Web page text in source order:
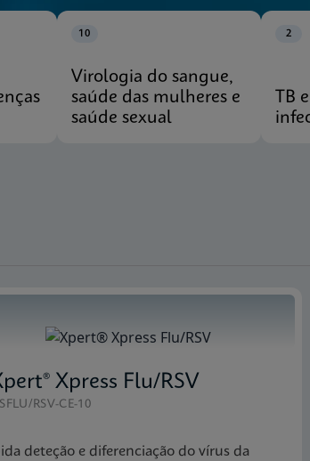
10
Virologia do sangue,
saúde das mulheres e
saúde sexual
2
TB
Xpress Flu/RSV
RSV-CE-10
deteção e diferenciação do vírus da